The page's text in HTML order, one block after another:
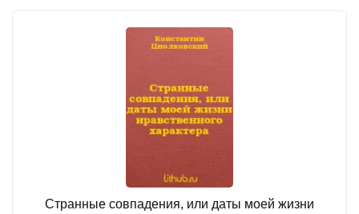
Странные совпадения, или даты моей жизни